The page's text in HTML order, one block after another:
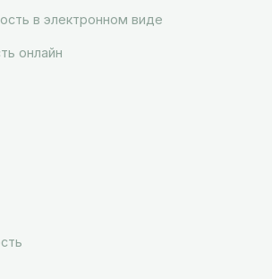
в электронном виде
онлайн